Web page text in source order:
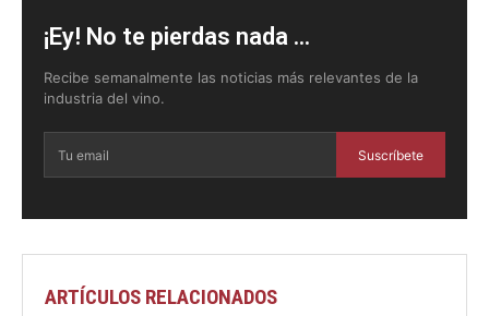
¡Ey! No te pierdas nada ...
Recibe semanalmente las noticias más relevantes de la
industria del vino.
Suscríbete
ARTÍCULOS RELACIONADOS